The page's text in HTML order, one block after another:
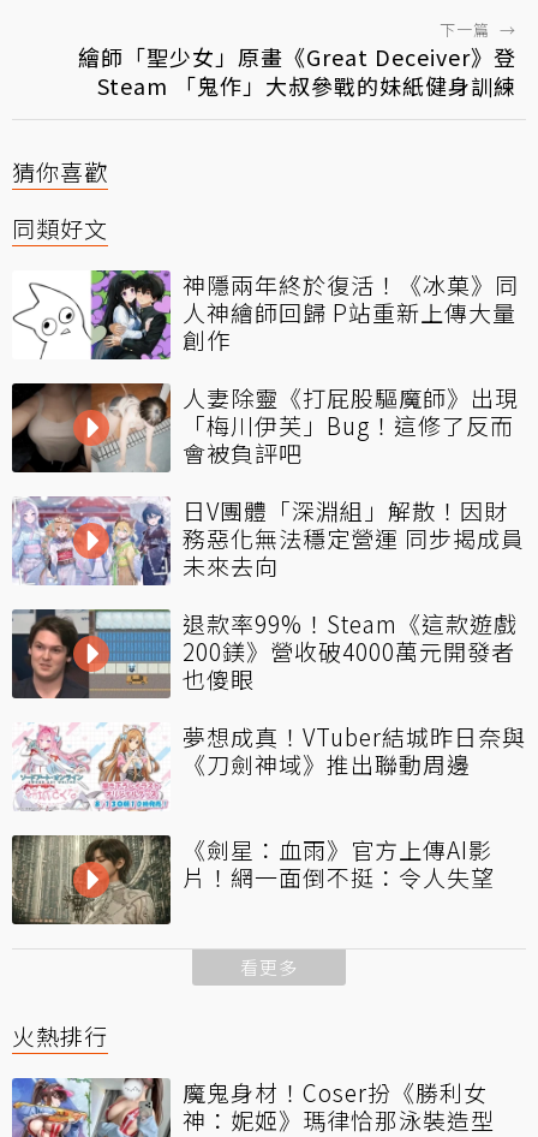
下一篇 →
繪師「聖少女」原畫《Great Deceiver》登
Steam 「鬼作」大叔參戰的妹紙健身訓練
猜你喜歡
同類好文
神隱兩年終於復活！《冰菓》同
人神繪師回歸 P站重新上傳大量
創作
人妻除靈《打屁股驅魔師》出現
「梅川伊芙」Bug！這修了反而
會被負評吧
日V團體「深淵組」解散！因財
務惡化無法穩定營運 同步揭成員
未來去向
退款率99%！Steam《這款遊戲
200鎂》營收破4000萬元開發者
也傻眼
夢想成真！VTuber結城昨日奈與
《刀劍神域》推出聯動周邊
《劍星：血雨》官方上傳AI影
片！網一面倒不挺：令人失望
看更多
火熱排行
魔鬼身材！Coser扮《勝利女
神：妮姬》瑪律恰那泳裝造型